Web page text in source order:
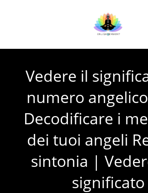
Vedere il
numero
Decodificare i
dei tuoi angeli
sintonia |
significato